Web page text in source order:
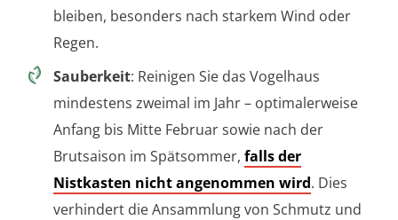
bleiben, besonders nach starkem Wind oder
Regen.
Sauberkeit: Reinigen Sie das Vogelhaus
mindestens zweimal im Jahr – optimalerweise
Anfang bis Mitte Februar sowie nach der
Brutsaison im Spätsommer, falls der
Nistkasten nicht angenommen wird. Dies
verhindert die Ansammlung von Schmutz und